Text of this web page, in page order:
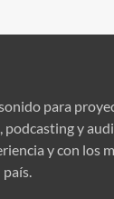
para
podcasting y
y con los